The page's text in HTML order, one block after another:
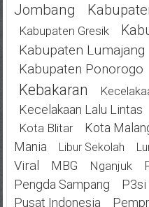
Jombang
Kabupaten Gresik
Kabupaten Lumajang
Kabupaten Ponorogo
Kebakaran
Kecelakaan Lalu Lintas
Kota Blitar Kota
Mania
Libur Sekolah
Viral
MBG Nganjuk
Pengda Sampang
Pusat Indonesia